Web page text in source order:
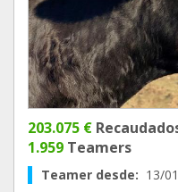
203.075 €
1.959 Teamers
Teamer desde: 13/